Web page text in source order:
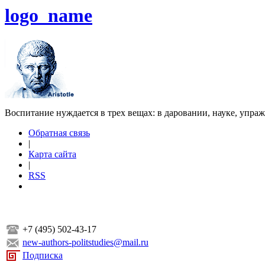
logo_name
Воспитание нуждается в трех вещах: в даровании, науке,
Обратная связь
|
Карта сайта
|
RSS
+7 (495) 502-43-17
new-authors-politstudies@mail.ru
Подписка